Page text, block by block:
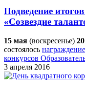
Подведение
«Созвездие
15 мая (воскресенье)
состоялось
конкурсов
3 апреля 2016